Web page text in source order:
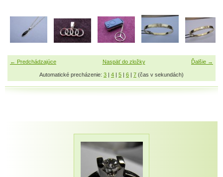
← Predchádzajúce Ďalšie →
Naspäť do zložky
Automatické precházenie: 3 | 4 | 5 | 6 | 7 (čas v sekundách)